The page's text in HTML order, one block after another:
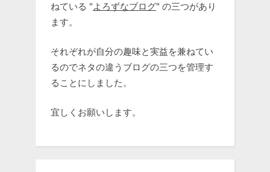
ねている "よろずなブログ" の三つがあり
ます。
それぞれが自分の趣味と実益を兼ねてい
るのでネタの違うブログの三つを管理す
ることにしました。
宜しくお願いします。